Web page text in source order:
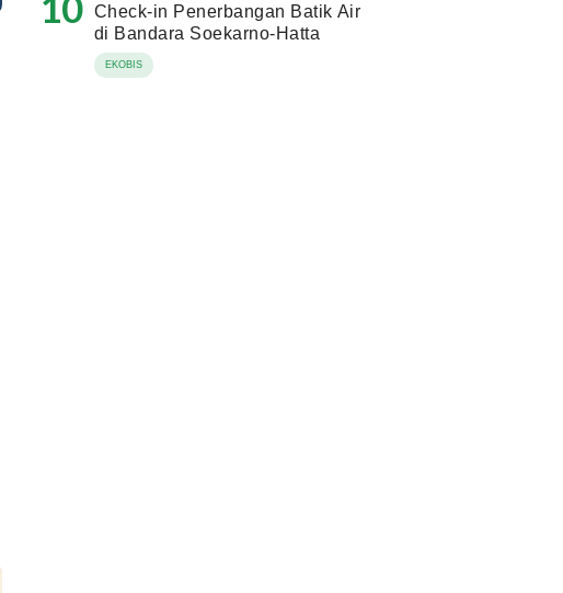
Check-in Penerbangan Batik Air
di Bandara Soekarno-Hatta
EKOBIS